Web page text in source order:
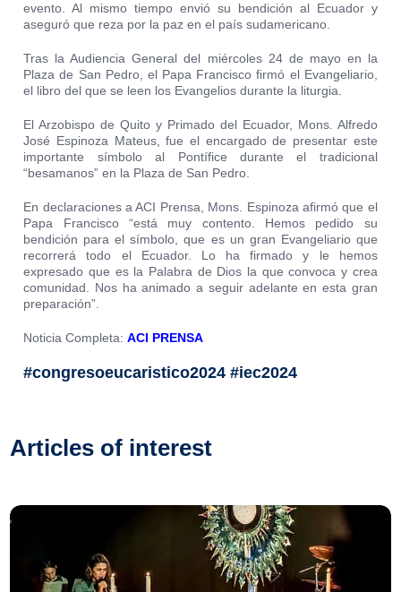
evento. Al mismo tiempo envió su bendición al Ecuador y
aseguró que reza por la paz en el país sudamericano.
Tras la Audiencia General del miércoles 24 de mayo en la
Plaza de San Pedro, el Papa Francisco firmó el Evangeliario,
el libro del que se leen los Evangelios durante la liturgia.
El Arzobispo de Quito y Primado del Ecuador, Mons. Alfredo
José Espinoza Mateus, fue el encargado de presentar este
importante símbolo al Pontífice durante el tradicional
“besamanos” en la Plaza de San Pedro.
En declaraciones a ACI Prensa, Mons. Espinoza afirmó que el
Papa Francisco “está muy contento. Hemos pedido su
bendición para el símbolo, que es un gran Evangeliario que
recorrerá todo el Ecuador. Lo ha firmado y le hemos
expresado que es la Palabra de Dios la que convoca y crea
comunidad. Nos ha animado a seguir adelante en esta gran
preparación”.
Noticia Completa:ACI PRENSA
#congresoeucaristico2024 #iec2024
Articles of interest